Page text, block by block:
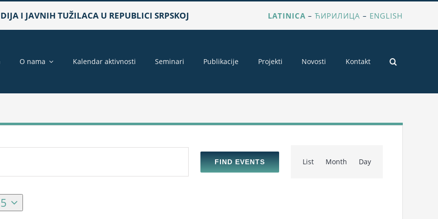
I JAVNIH TUŽILACA U REPUBLICI SRPSKOJ LATINICA –ЋИРИЛИЦА – ENGLISH
O nama Kalendar aktivnosti Seminari Publikacije Projekti Novosti Kontakt
FIND EVENTS
Views
List Month Day